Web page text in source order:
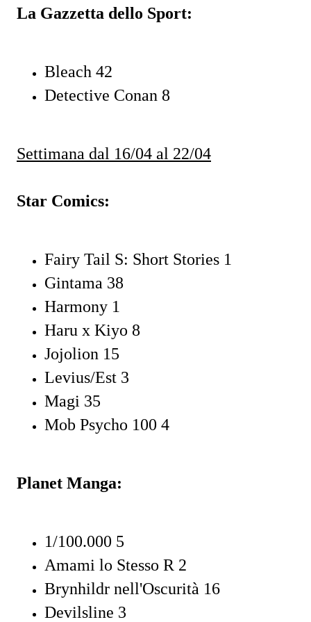
La Gazzetta dello Sport:
Bleach 42
Detective Conan 8
Settimana dal 16/04 al 22/04
Star Comics:
Fairy Tail S: Short Stories 1
Gintama 38
Harmony 1
Haru x Kiyo 8
Jojolion 15
Levius/Est 3
Magi 35
Mob Psycho 100 4
Planet Manga:
1/100.000 5
Amami lo Stesso R 2
Brynhildr nell'Oscurità 16
Devilsline 3